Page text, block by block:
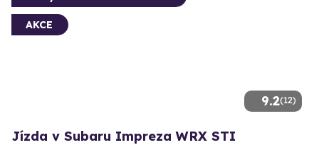
9.2(12)
AKCE
Jízda v Subaru Impreza WRX STI